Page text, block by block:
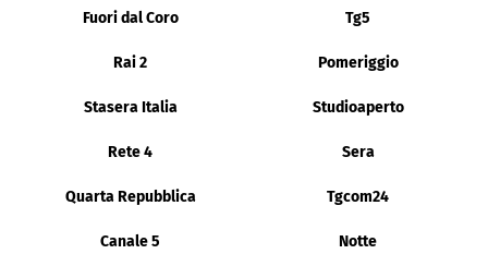
Fuori dal Coro Tg5
Rai 2 Pomeriggio
Stasera Italia Studioaperto
Rete 4 Sera
Quarta Repubblica Tgcom24
Canale 5 Notte